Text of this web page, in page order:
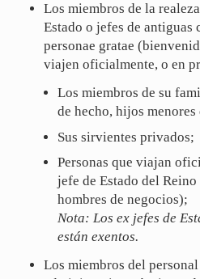
Los miembros de la
Estado o jefes de antiguas
personae gratae
viajen oficialmente, o en
Los miembros de su
de hecho, hijos
Sus sirvientes privados;
Personas que viajan
jefe de Estado del
hombres de negocios);
Nota: Los ex jefes de
están exentos.
Los miembros del